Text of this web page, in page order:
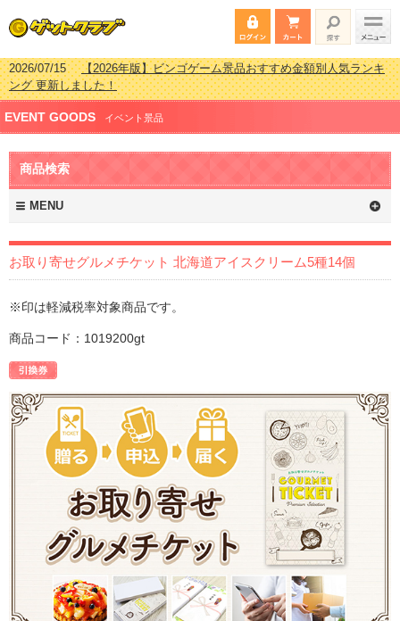
2026/07/15【2026年版】ビンゴゲーム景品おすすめ金額別人気ランキ
ング 更新しました！
2026/04/03【2026年版】ゴルフコンペ景品 3000円未満［2000円～
2999円編］もらってうれしい人気ラ…
2026/02/16【2026年版】結婚式の二次会で貰って嬉しい景品とは？ 更
新しました！
2026/02/03
2999円編］もらってうれしい人気ラ…
EVENT GOODS イベント景品
商品検索
MENU
お取り寄せグルメチケット 北海道アイスクリーム5種14個
※印は軽減税率対象商品です。
商品コード：1019200gt